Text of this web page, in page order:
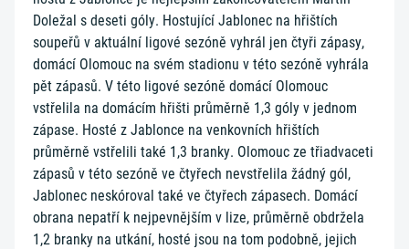
Doležal s deseti góly. Hostující Jablonec na hřištích
soupeřů v aktuální ligové sezóně vyhrál jen čtyři zápasy,
domácí Olomouc na svém stadionu v této sezóně vyhrála
pět zápasů. V této ligové sezóně domácí Olomouc
vstřelila na domácím hřišti průměrně 1,3 góly v jednom
zápase. Hosté z Jablonce na venkovních hřištích
průměrně vstřelili také 1,3 branky. Olomouc ze třiadvaceti
zápasů v této sezóně ve čtyřech nevstřelila žádný gól,
Jablonec neskóroval také ve čtyřech zápasech. Domácí
obrana nepatří k nejpevnějším v lize, průměrně obdržela
1,2 branky na utkání, hosté jsou na tom podobně, jejich